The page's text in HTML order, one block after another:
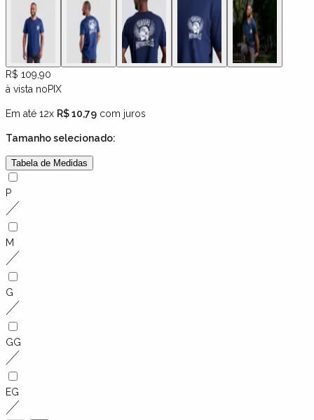
R$ 109,90
à vista noPIX
Em até 12x R$ 10,79 com juros
Tamanhoselecionado:
Tabela de Medidas
P
M
G
GG
EG